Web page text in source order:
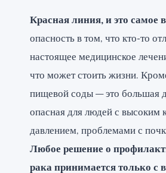
Красная линия, и это самое
опасность в том, что кто-то
настоящее медицинское
что может стоить жизни.
пищевой соды — это большая
опасная для людей с высоким
давлением, проблемами с
Любое решение о
рака принимается только с